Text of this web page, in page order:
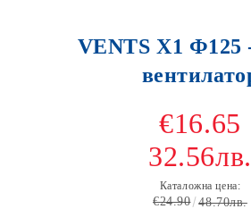
VENTS X1 Ф125
€16.65
32.56лв.
Каталожна цена:
€24.90 48.70лв.